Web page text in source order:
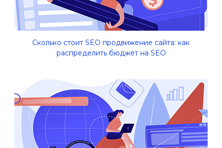
Сколько стоит SEO продвижение сайта: как
распределить бюджет на SEO